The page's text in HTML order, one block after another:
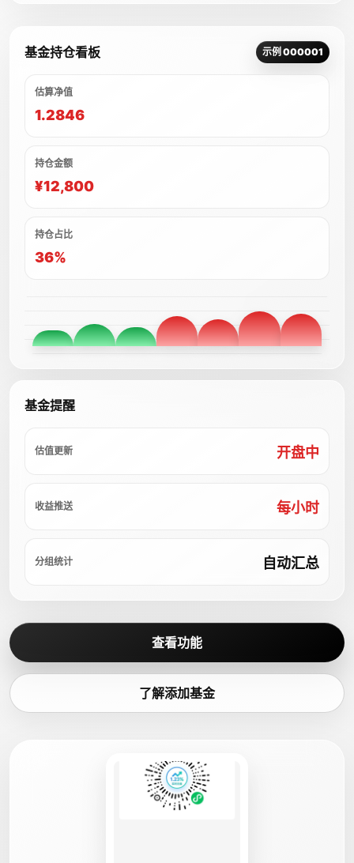
基金持仓看板 示例 000001
估算净值
1.2846
持仓金额
¥12,800
持仓占比
36%
基金提醒
估值更新 开盘中
收益推送 每小时
分组统计 自动汇总
查看功能
了解添加基金